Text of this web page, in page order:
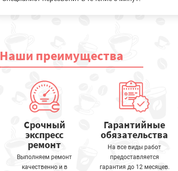
Наши преимущества
Срочный
экспресс
ремонт
Выполняем ремонт
качественно и в
Гарантийные
обязательства
На все виды работ
предоставляется
гарантия до 12 месяцев.